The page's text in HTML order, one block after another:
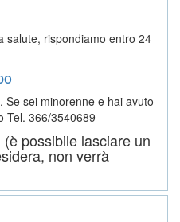
salute, rispondiamo entro 24
sei minorenne e hai avuto
Tel. 366/3540689
possibile lasciare un
non verrà